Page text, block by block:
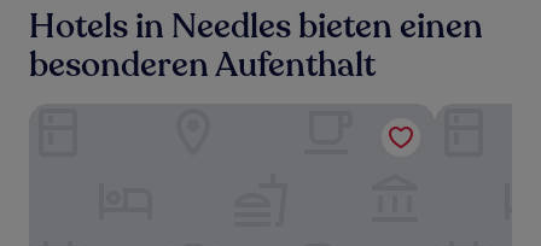
Hotels in Needles bieten einen
besonderen Aufenthalt